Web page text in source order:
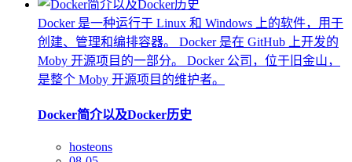
Docker 是一种运行于 Linux 和 Windows 上的软件，用于
创建、管理和编排容器。 Docker 是在 GitHub 上开发的
Moby 开源项目的一部分。 Docker 公司，位于旧金山，
是整个 Moby 开源项目的维护者。
Docker简介以及Docker历史
hosteons